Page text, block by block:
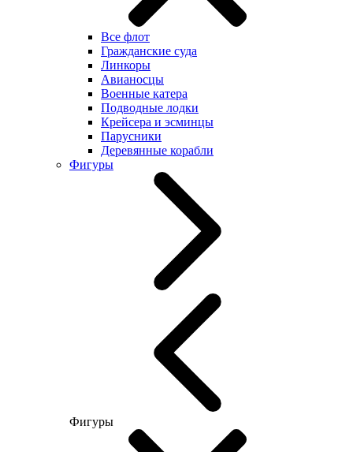
Все флот
Гражданские суда
Линкоры
Авианосцы
Военные катера
Подводные лодки
Крейсера и эсминцы
Парусники
Деревянные корабли
Фигуры
Фигуры